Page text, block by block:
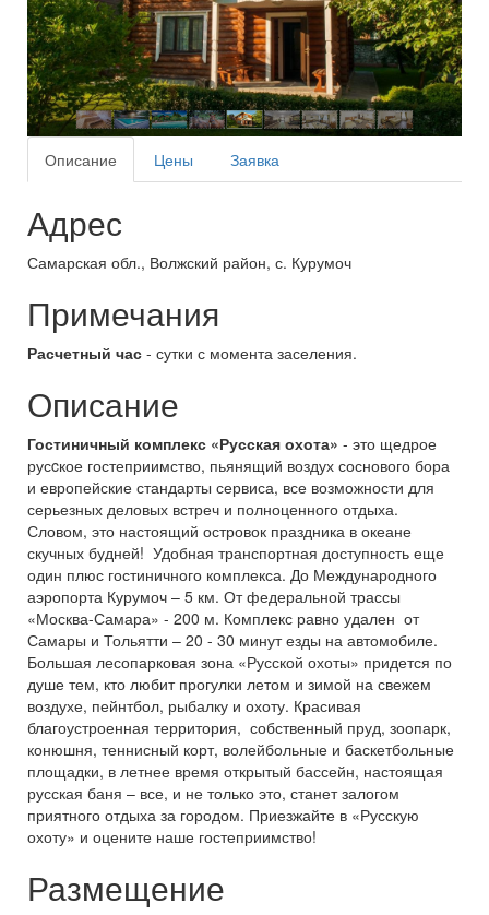
Описание Цены Заявка
Адрес
Самарская обл., Волжский район, с. Курумоч
Примечания
Расчетный час - сутки с момента заселения.
Описание
Гостиничный комплекс «Русская охота» - это щедрое
русcкое гостеприимство, пьянящий воздух соснового бора
и европейские стандарты сервиса, все возможности для
серьезных деловых встреч и полноценного отдыха.
Словом, это настоящий островок праздника в океане
скучных будней! Удобная транспортная доступность еще
один плюс гостиничного комплекса. До Международного
аэропорта Курумоч – 5 км. От федеральной трассы
«Москва-Самара» - 200 м. Комплекс равно удален от
Самары и Тольятти – 20 - 30 минут езды на автомобиле.
Большая лесопарковая зона «Русской охоты» придется по
душе тем, кто любит прогулки летом и зимой на свежем
воздухе, пейнтбол, рыбалку и охоту. Красивая
благоустроенная территория, собственный пруд, зоопарк,
конюшня, теннисный корт, волейбольные и баскетбольные
площадки, в летнее время открытый бассейн, настоящая
русская баня – все, и не только это, станет залогом
приятного отдыха за городом. Приезжайте в «Русскую
охоту» и оцените наше гостеприимство!
Размещение